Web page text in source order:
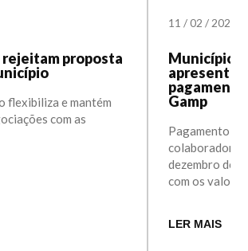
proposta
flexibiliza e mantém
com as
11/02/ 2022
Município
apresenta
Gamp
Pagamento
colaboradores
dezembro
com os
LER MAIS